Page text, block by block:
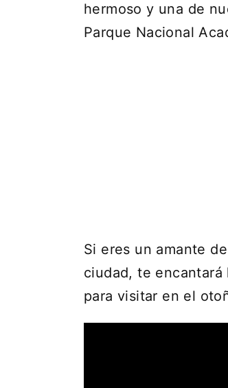
hermoso y una de
Parque Nacional
Si eres un amante
ciudad, te encantará
para visitar en el